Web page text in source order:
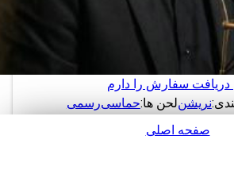
دریافت سفارش را دارم
نریشنلحن ها:حماسیرسمی
صفحه اصلی